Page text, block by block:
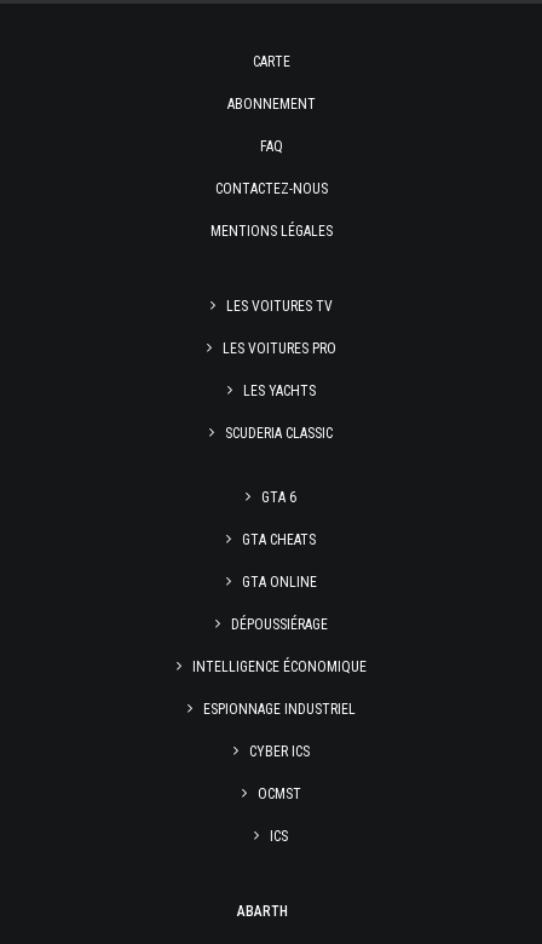
CARTE
ABONNEMENT
FAQ
CONTACTEZ-NOUS
MENTIONS LÉGALES
LES VOITURES TV
LES VOITURES PRO
LES YACHTS
SCUDERIA CLASSIC
GTA 6
GTA CHEATS
GTA ONLINE
DÉPOUSSIÉRAGE
INTELLIGENCE ÉCONOMIQUE
ESPIONNAGE INDUSTRIEL
CYBER ICS
OCMST
ICS
ABARTH